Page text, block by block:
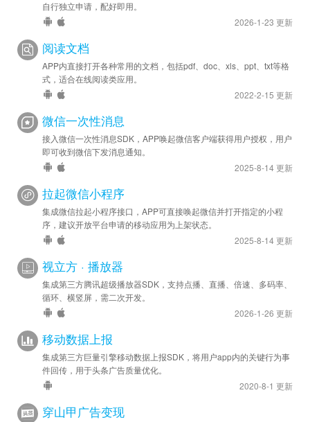
自行独立申请，配好即用。
2026-1-23 更新
阅读文档
APP内直接打开各种常用的文档，包括pdf、doc、xls、ppt、txt等格
式，适合在线阅读类应用。
2022-2-15 更新
微信一次性消息
接入微信一次性消息SDK，APP唤起微信客户端获得用户授权，用户
即可收到微信下发消息通知。
2025-8-14 更新
拉起微信小程序
集成微信拉起小程序接口，APP可直接唤起微信并打开指定的小程
序，建议开放平台申请的移动应用为上架状态。
2025-8-14 更新
视立方 · 播放器
集成第三方腾讯超级播放器SDK，支持点播、直播、倍速、多码率、
循环、横竖屏，需二次开发。
2026-1-26 更新
移动数据上报
集成第三方巨量引擎移动数据上报SDK，将用户app内的关键行为事
件回传，用于头条广告质量优化。
2020-8-1 更新
穿山甲广告变现